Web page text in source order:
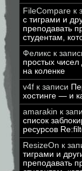
FileCompare к
с тиграми и
преподавать
студентам,
Феликс к
простых
на коленке
v4f к записи
хостинге — и
amarakin к
список
ресурсов
ResizeOn к
тиграми и
преподавать